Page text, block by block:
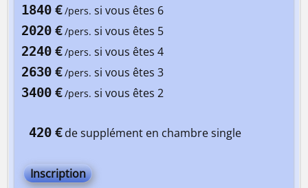
1840 € /pers. si vous êtes 6
2020 € /pers. si vous êtes 5
2240 € /pers. si vous êtes 4
2630 € /pers. si vous êtes 3
3400 € /pers. si vous êtes 2
420 €de supplément en chambre single
Inscription